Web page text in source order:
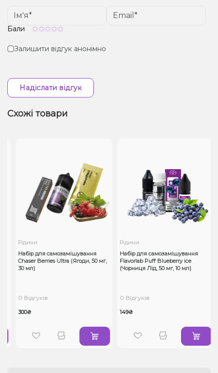
Бали
Залишити відгук анонімно
Надіслати відгук
Схожі товари
Рідини
Набір для самозамішування
Chaser Berries Ultra (Ягоди, 50 мг,
30 мл)
0 Відгуків
300₴
Рідини
Набір для самозамішування
Flavorlab Puff Blueberry ice
(Чорниця Лід, 50 мг, 10 мл)
0 Відгуків
149₴